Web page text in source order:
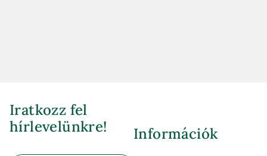
Iratkozz fel
hírlevelünkre!
Információk